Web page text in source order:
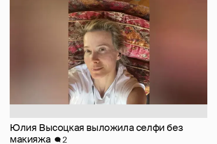
Юлия Высоцкая выложила селфи без